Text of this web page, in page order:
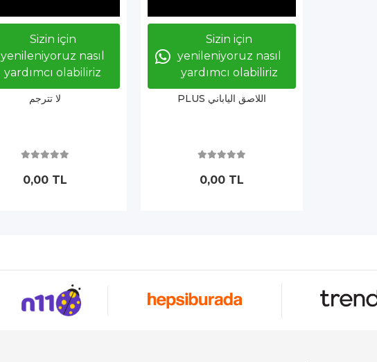
Sizin için
yenileniyoruz nasıl
yardımcı olabiliriz
لا تترجم
0,00 TL
Sizin için
yenileniyoruz nasıl
yardımcı olabiliriz
PLUS اللاصق الياباني
0,00 TL